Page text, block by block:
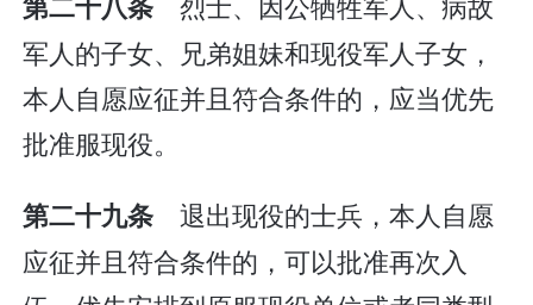
军人的子女、兄弟姐妹和现役军人子女，
本人自愿应征并且符合条件的，应当优先
批准服现役。
第二十九条 退出现役的士兵，本人自愿
应征并且符合条件的，可以批准再次入